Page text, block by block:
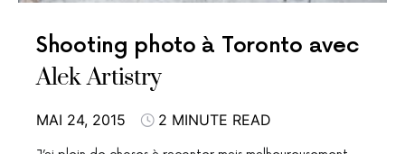
Shooting photo à Toronto avec
Alek Artistry
MAI 24, 2015 2 MINUTE READ